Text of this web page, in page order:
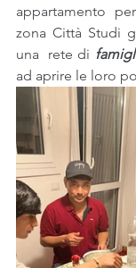
appartamento
zona Città Studi
una  rete di
ad aprire le loro